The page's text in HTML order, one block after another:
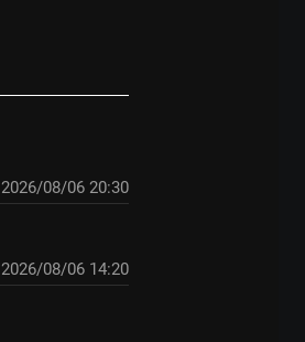
2026/08/06 20:30
2026/08/06 14:20